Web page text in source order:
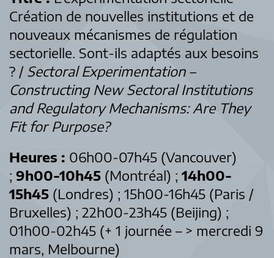
Création de nouvelles institutions et de
nouveaux mécanismes de régulation
sectorielle. Sont-ils adaptés aux besoins
? / Sectoral Experimentation –
Constructing New Sectoral Institutions
and Regulatory Mechanisms: Are They
Fit for Purpose?
Heures : 06h00-07h45 (Vancouver)
; 9h00-10h45 (Montréal) ; 14h00-
15h45 (Londres) ; 15h00-16h45 (Paris /
Bruxelles) ; 22h00-23h45 (Beijing) ;
01h00-02h45 (+ 1 journée – > mercredi 9
mars, Melbourne)